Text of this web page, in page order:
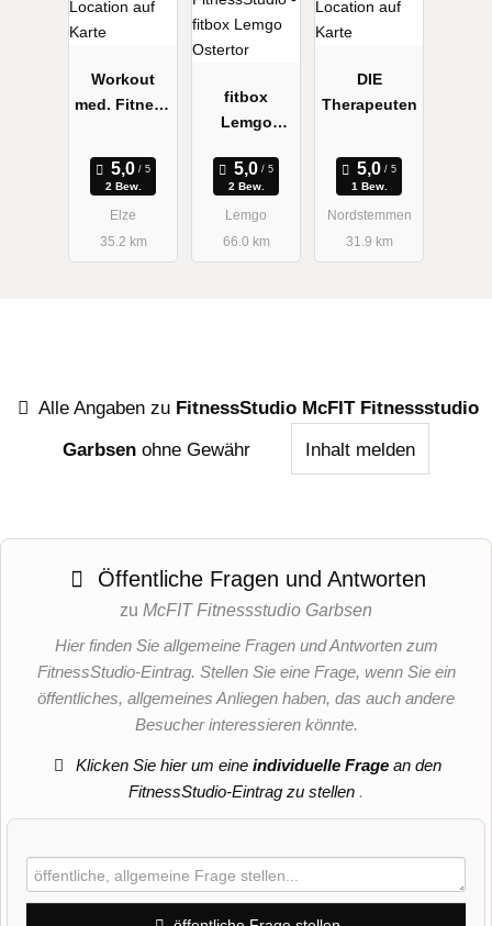
Workout
med. Fitness
2 Bew.
Elze
35.2 km
fitbox
Lemgo
2 Bew.
Lemgo
66.0 km
DIE
Therapeuten
1 Bew.
Nordstemmen
31.9 km
Alle Angaben zu FitnessStudio McFIT Fitnessstudio
Garbsen ohne Gewähr Inhalt melden
Öffentliche Fragen und Antworten
zu McFIT Fitnessstudio Garbsen
Hier finden Sie allgemeine Fragen und Antworten zum
FitnessStudio-Eintrag. Stellen Sie eine Frage, wenn Sie ein
öffentliches, allgemeines Anliegen haben, das auch andere
Besucher interessieren könnte.
Klicken Sie hier um eineindividuelle Frage an den
FitnessStudio-Eintrag zu stellen .